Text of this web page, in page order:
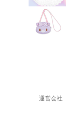
運営会社